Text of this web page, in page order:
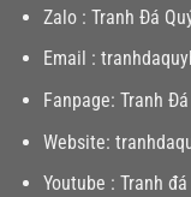
Zalo : Tranh Đá
Email :
Fanpage: Tranh
Website:
Youtube : Tranh